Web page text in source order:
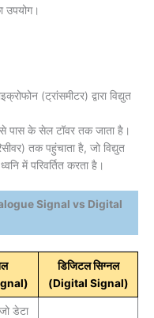
उपयोग।
(ट्रांसमीटर) द्वारा विद्युत
पास के सेल टॉवर तक जाता है।
तक पहुंचाता है, जो विद्युत
में परिवर्तित करता है।
Signal vs Digital
डिजिटल सिग्नल
(Digital Signal)
डेटा